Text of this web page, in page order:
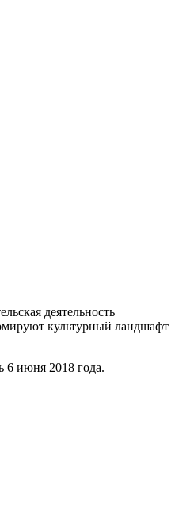
деятельность
культурный ландшафт
6 июня 2018 года.